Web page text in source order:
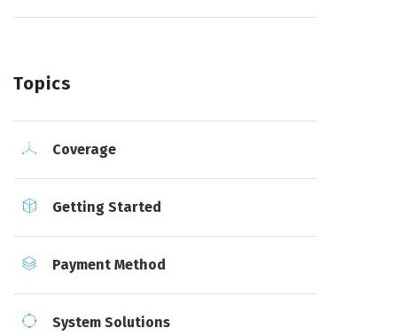
Topics
Coverage
Getting Started
Payment Method
System Solutions